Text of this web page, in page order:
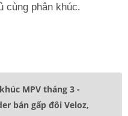
cùng phân khúc.
MPV tháng 3 -
bán gấp đôi Veloz,